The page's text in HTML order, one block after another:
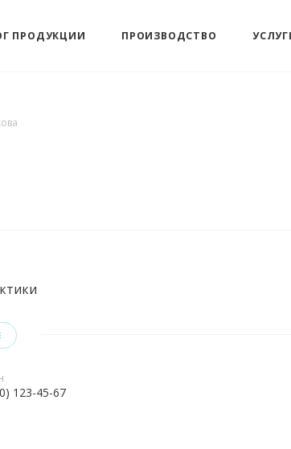
ПРОДУКЦИИ ПРОИЗВОДСТВО
123-45-67